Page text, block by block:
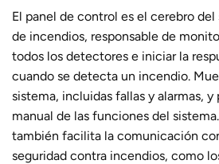
El panel de control es el cerebro
de incendios, responsable de
todos los detectores e iniciar la
cuando se detecta un incendio.
sistema, incluidas fallas y alarmas,
manual de las funciones del
también facilita la comunicación
seguridad contra incendios, como